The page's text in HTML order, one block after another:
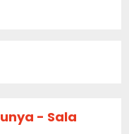
- Sala